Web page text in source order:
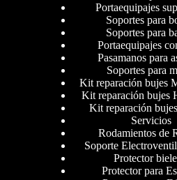
Portaequipajes
Soportes para
Soportes para
Portaequipajes
Pasamanos para
Soportes para
Kit reparación bujes
Kit reparación bujes
Kit reparación
Servicios
Rodamientos de
Soporte
Protector
Protector para